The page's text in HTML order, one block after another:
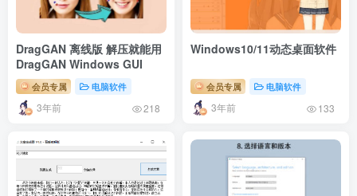
DragGAN 离线版 解压就能用
DragGAN Windows GUI
会员专属 电脑软件
3年前 218
Windows10/11动态桌面软件
会员专属 电脑软件
3年前 133